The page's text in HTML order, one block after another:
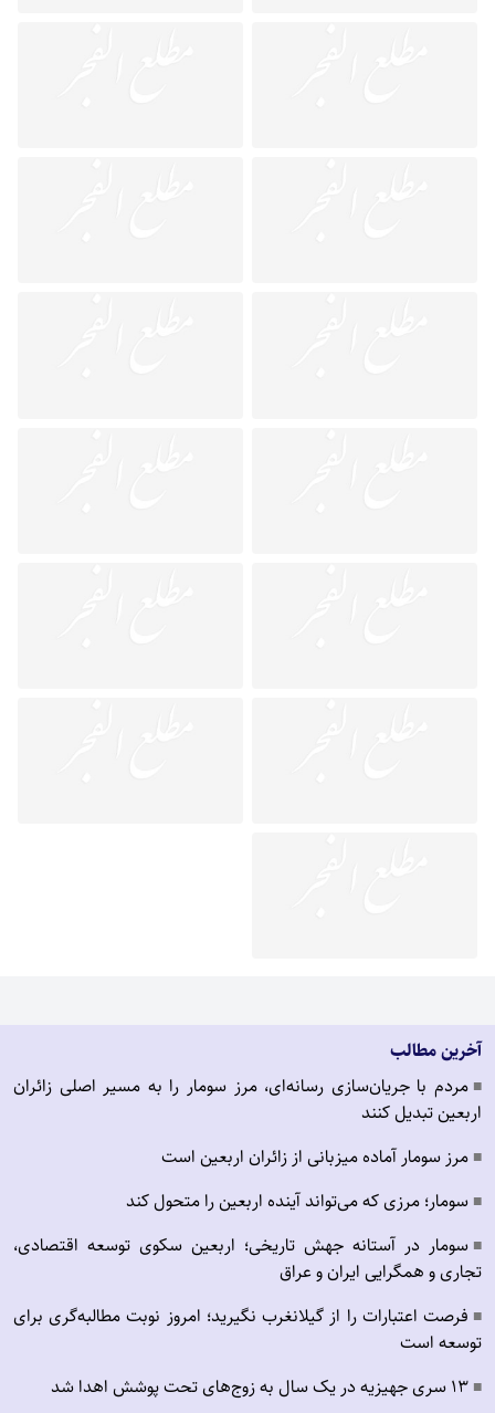
آخرین مطالب
■ مردم با جریان‌سازی رسانه‌ای، مرز سومار را به مسیر اصلی زائران
اربعین تبدیل کنند
■ مرز سومار آماده میزبانی از زائران اربعین است
■ سومار؛ مرزی که می‌تواند آینده اربعین را متحول کند
■ سومار در آستانه جهش تاریخی؛ اربعین سکوی توسعه اقتصادی،
تجاری و همگرایی ایران و عراق
■ فرصت اعتبارات را از گیلانغرب نگیرید؛ امروز نوبت مطالبه‌گری برای
توسعه است
■ ۱۳ سری جهیزیه در یک سال به زوج‌های تحت پوشش اهدا شد